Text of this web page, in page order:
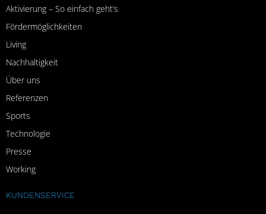
Aktivierung – So einfach geht’s
Fördermöglichkeiten
Living
Nachhaltigkeit
Über uns
Referenzen
Sports
Technologie
Presse
Working
KUNDENSERVICE